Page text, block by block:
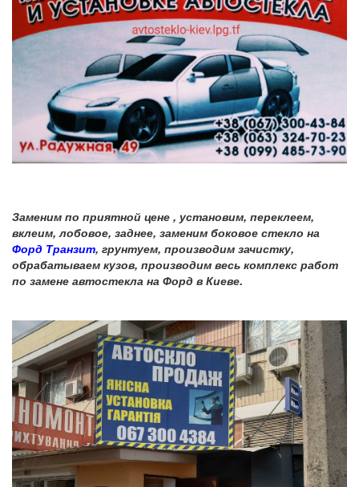
Заменим по приятной цене , установим, переклеем,
вклеим, лобовое, заднее, заменим боковое стекло на
Форд Транзит, грунтуем, производим зачистку,
обрабатываем кузов, производим весь комплекс работ
по замене автостекла на Форд в Киеве.